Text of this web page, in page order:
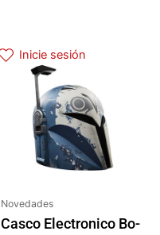
Inicie sesión
Novedades
Casco Electronico Bo-